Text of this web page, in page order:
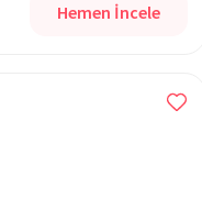
Hemen İncele